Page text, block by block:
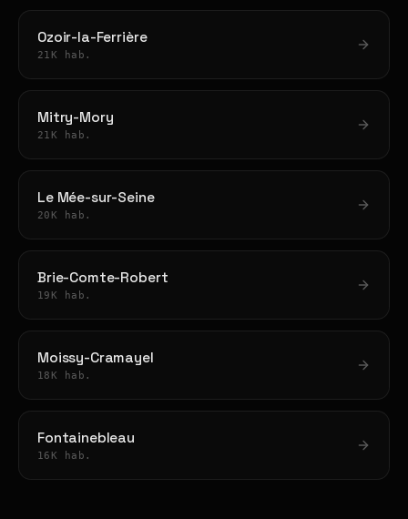
Ozoir-la-Ferrière
21K hab.
Mitry-Mory
21K hab.
Le Mée-sur-Seine
20K hab.
Brie-Comte-Robert
19K hab.
Moissy-Cramayel
18K hab.
Fontainebleau
16K hab.